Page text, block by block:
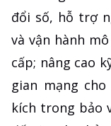
đổi số, hỗ trợ
và vận hành
cấp; nâng cao
gian mạng
kích trong bảo